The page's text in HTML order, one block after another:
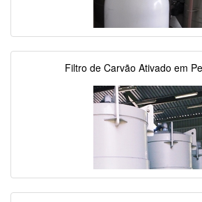
Filtro de Carvão Ativado em